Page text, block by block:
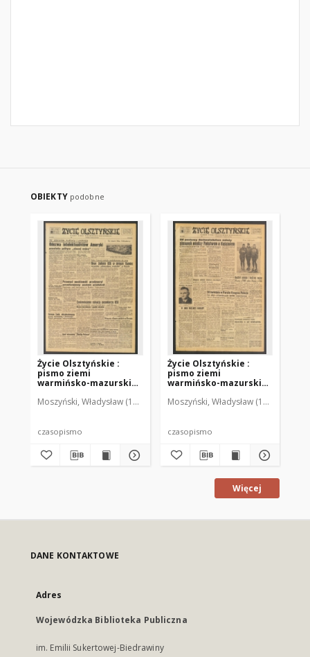
OBIEKTY podobne
Życie Olsztyńskie :
pismo ziemi
warmińsko-mazurskiej,
Moszyński, Władysław (1922-2001). Red. Mroczkowski, Włodzimierz
czasopismo
Życie Olsztyńskie :
pismo ziemi
warmińsko-mazurskiej,
Moszyński, Władysław (1922-2001).
czasopismo
Więcej
DANE KONTAKTOWE
Adres
Wojewódzka Biblioteka Publiczna
im. Emilii Sukertowej-Biedrawiny